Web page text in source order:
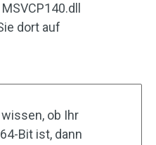
dort auf
ob Ihr
Bit ist, dann